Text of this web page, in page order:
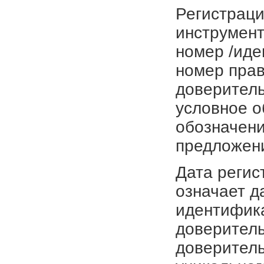
номер /
номер
условное
Дата
означает